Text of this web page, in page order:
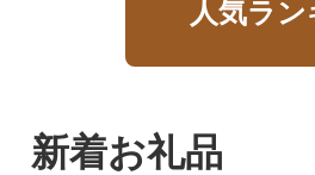
人気ラ
新着お礼品